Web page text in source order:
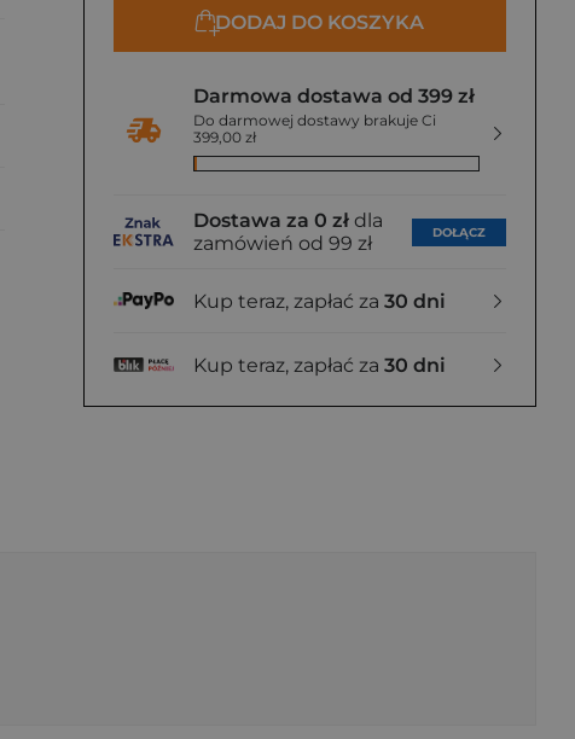
DODAJ DO KOSZYKA
Darmowa dostawa od 399 zł
Do darmowej dostawy brakuje Ci
399,00 zł
Dostawa za 0 zł dla
zamówień od 99 zł
DOŁĄCZ
Kup teraz, zapłać za 30 dni
Kup teraz, zapłać za 30 dni